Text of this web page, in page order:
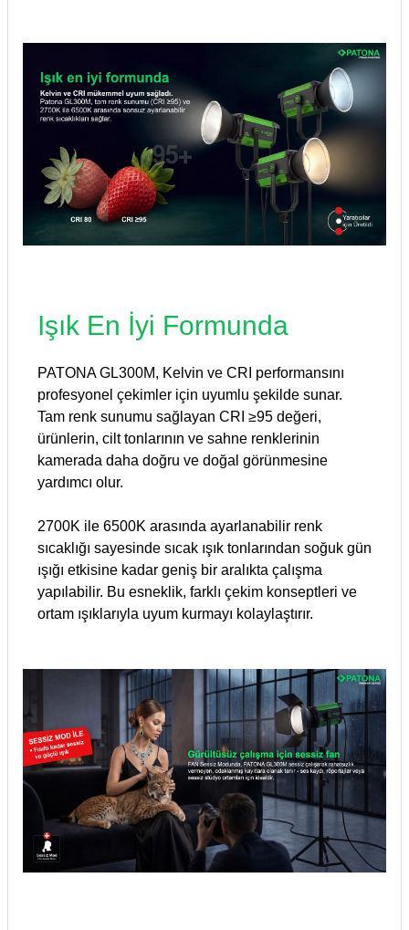
Işık En İyi Formunda
PATONA GL300M, Kelvin ve CRI performansını
profesyonel çekimler için uyumlu şekilde sunar.
Tam renk sunumu sağlayan CRI ≥95 değeri,
ürünlerin, cilt tonlarının ve sahne renklerinin
kamerada daha doğru ve doğal görünmesine
yardımcı olur.
2700K ile 6500K arasında ayarlanabilir renk
sıcaklığı sayesinde sıcak ışık tonlarından soğuk gün
ışığı etkisine kadar geniş bir aralıkta çalışma
yapılabilir. Bu esneklik, farklı çekim konseptleri ve
ortam ışıklarıyla uyum kurmayı kolaylaştırır.